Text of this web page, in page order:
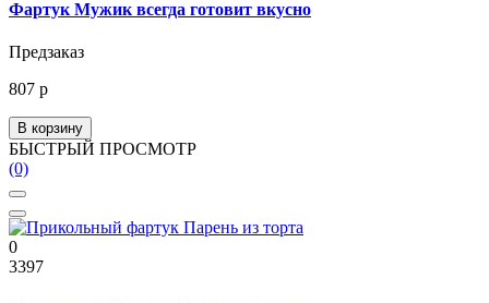
Фартук Мужик всегда готовит вкусно
Предзаказ
807 р
В корзину
БЫСТРЫЙ ПРОСМОТР
(0)
0
3397